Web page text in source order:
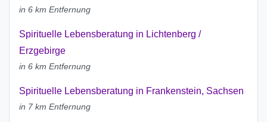
in 6 km Entfernung
Spirituelle Lebensberatung in Lichtenberg /
Erzgebirge
in 6 km Entfernung
Spirituelle Lebensberatung in Frankenstein, Sachsen
in 7 km Entfernung